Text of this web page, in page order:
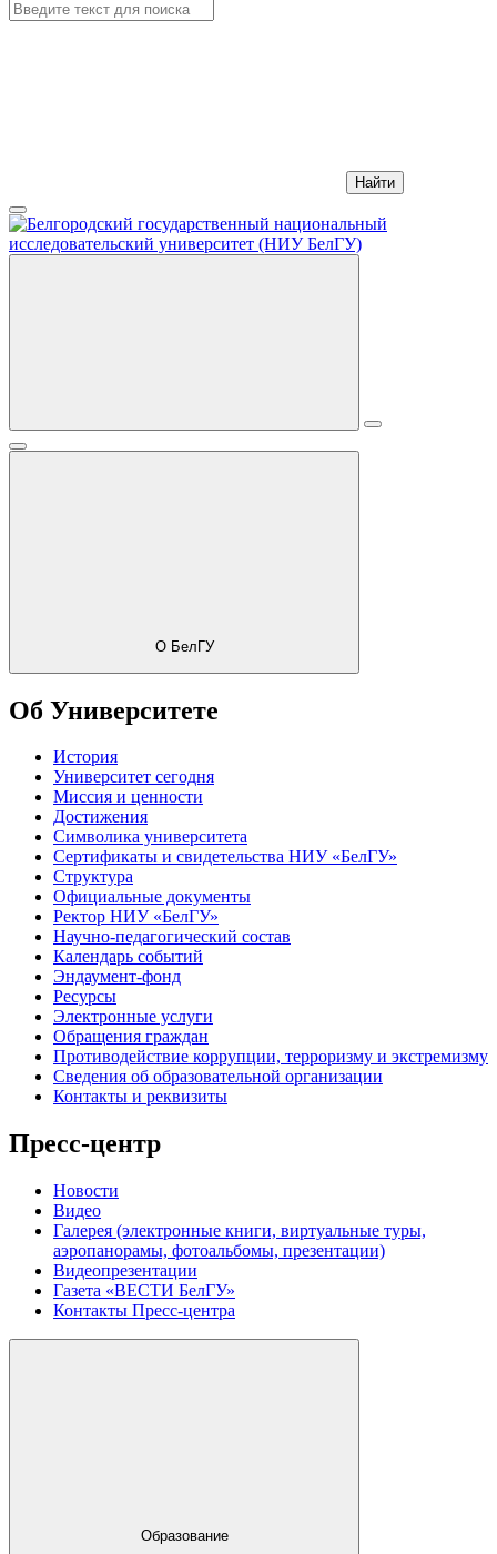
Найти
О БелГУ
Об Университете
История
Университет сегодня
Миссия и ценности
Достижения
Символика университета
Сертификаты и свидетельства НИУ «БелГУ»
Структура
Официальные документы
Ректор НИУ «БелГУ»
Научно-педагогический состав
Календарь событий
Эндаумент-фонд
Ресурсы
Электронные услуги
Обращения граждан
Противодействие коррупции, терроризму и экстремизму
Сведения об образовательной организации
Контакты и реквизиты
Пресс-центр
Новости
Видео
Галерея (электронные книги, виртуальные туры,
аэропанорамы, фотоальбомы, презентации)
Видеопрезентации
Газета «ВЕСТИ БелГУ»
Контакты Пресс-центра
Образование